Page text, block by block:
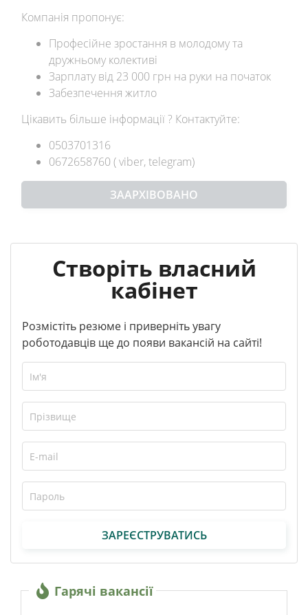
Компанія пропонує:
Професійне зростання в молодому та
дружньому колективі
Зарплату від 23 000 грн на руки на початок
Забезпечення житло
Цікавить більше інформації ? Контактуйте:
0503701316
0672658760 ( viber, telegram)
ЗААРХІВОВАНО
Створіть власний
кабінет
Розмістіть резюме і приверніть увагу
роботодавців ще до появи вакансій на сайті!
ЗАРЕЄСТРУВАТИСЬ
Гарячі вакансії